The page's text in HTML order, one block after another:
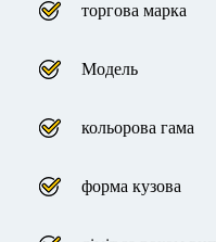
торгова марка
Модель
кольорова гама
форма кузова